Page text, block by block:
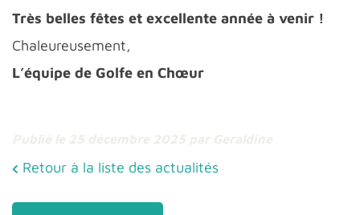
Très belles fêtes et excellente année à venir !
Chaleureusement,
L’équipe de Golfe en Chœur
Retour à la liste des actualités